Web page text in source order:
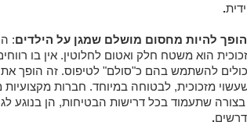
.
להיות מחסום מושלם שמגן על הילדים:
הוא משטח חלק ואטום לחלוטין. אין בו
להשתמש בהם כ"סולם" לטיפוס. זה הופך
מזכוכית, לבטוחה במיוחד. חברות מקצועיות
שתעמוד בכל דרישות הבטיחות, הן בנוגע
.